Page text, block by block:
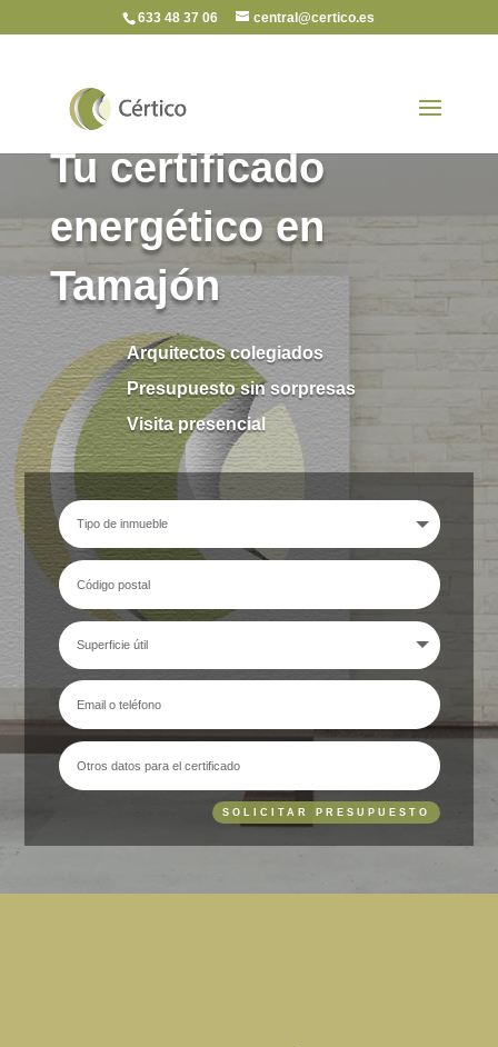
633 48 37 06 central@certico.es
Tu certificado
energético en
Tamajón
Arquitectos colegiados
Presupuesto sin sorpresas
Visita presencial
SOLICITAR PRESUPUESTO